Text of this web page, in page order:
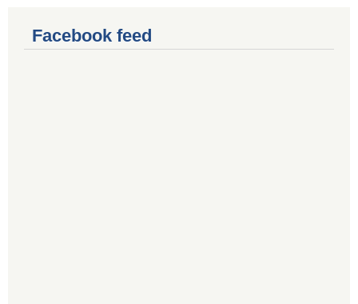
Facebook feed